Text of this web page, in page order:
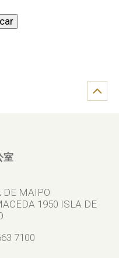
室
DE MAIPO
1950 ISLA DE
7100